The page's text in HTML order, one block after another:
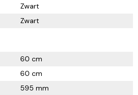
Zwart
Zwart
60 cm
60 cm
595 mm